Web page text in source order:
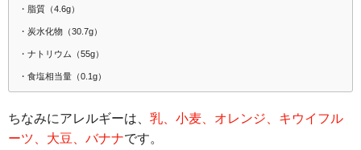
・脂質（4.6g）
・炭水化物（30.7g）
・ナトリウム（55g）
・食塩相当量（0.1g）
ちなみにアレルギーは、 乳、小麦、オレンジ、キウイフル
ーツ、大豆、バナナです。